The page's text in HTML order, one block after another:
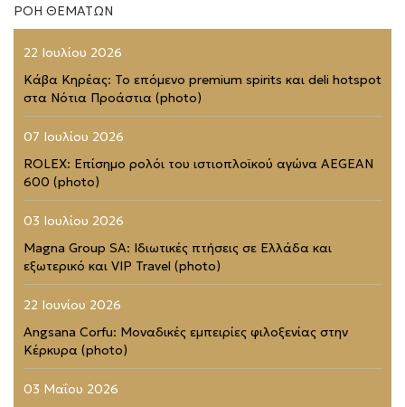
ΡΟΗ ΘΕΜΑΤΩΝ
22 Ιουλίου 2026
Κάβα Κηρέας: Το επόμενο premium spirits και deli hotspot
στα Νότια Προάστια (photo)
07 Ιουλίου 2026
ROLEX: Επίσημο ρολόι του ιστιοπλοϊκού αγώνα AEGEAN
600 (photo)
03 Ιουλίου 2026
Magna Group SA: Ιδιωτικές πτήσεις σε Ελλάδα και
εξωτερικό και VIP Travel (photo)
22 Ιουνίου 2026
Angsana Corfu: Μοναδικές εμπειρίες φιλοξενίας στην
Κέρκυρα (photo)
03 Μαΐου 2026